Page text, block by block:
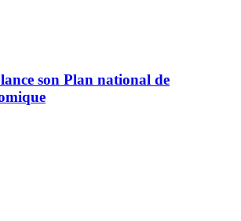
son Plan national de